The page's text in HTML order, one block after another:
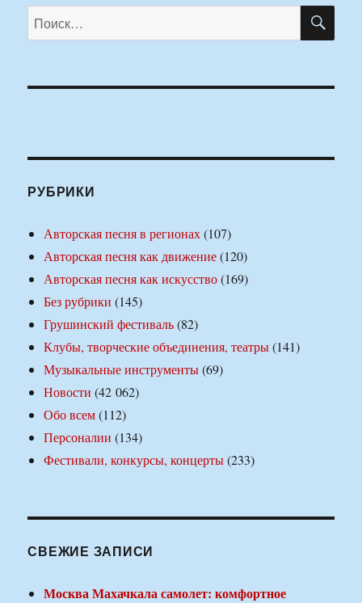
Искать:
РУБРИКИ
Авторская песня в регионах(107)
Авторская песня как движение(120)
Авторская песня как искусство(169)
Без рубрики (145)
Грушинский фестиваль(82)
Клубы, творческие объединения, театры(141)
Музыкальные инструменты(69)
Новости (42 062)
Обо всем(112)
Персоналии (134)
Фестивали, конкурсы, концерты(233)
СВЕЖИЕ ЗАПИСИ
Москва Махачкала самолет: комфортное